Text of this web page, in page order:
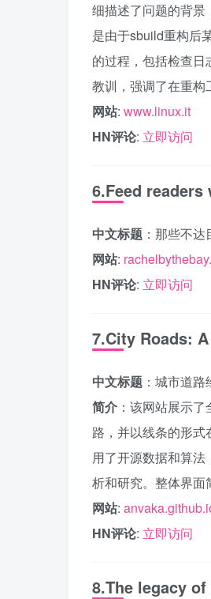
细描述了问题的背
是由于sbuild重构后
的过程，包括检查
教训，强调了在重构
网站: www.linux.it
HN评论: 立即访问
6.Feed
中文标题 ：那些不
网站:
HN评论: 立即访问
7.City Roads:
中文标题 ：城市道
简介 ：该网站展示
路，并以线条的形
用了开源数据和算
析和研究。整体界面
网站:
HN评论: 立即访问
8.The legacy